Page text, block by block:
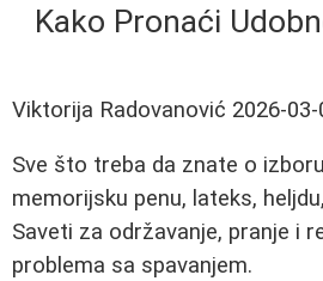
Kako Pronaći
Viktorija Radovanović 2026-03-
Sve što treba da znate o
memorijsku penu, lateks,
Saveti za održavanje, pranje i
problema sa spavanjem.